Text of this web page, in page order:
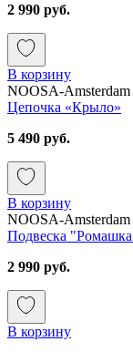
2 990 руб.
В корзину
NOOSA-Amsterdam
Цепочка «Крыло»
5 490 руб.
В корзину
NOOSA-Amsterdam
Подвеска
2 990 руб.
В корзину